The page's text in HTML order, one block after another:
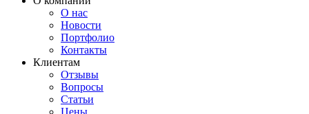
О нас
Новости
Портфолио
Контакты
Клиентам
Отзывы
Вопросы
Статьи